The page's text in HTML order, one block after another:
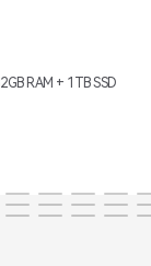
RAM + 1TB SSD